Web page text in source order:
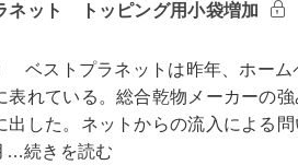
ネット トッピング用小袋増加
ストプラネットは昨年、ホーム
れている。総合乾物メーカーの
した。ネットからの流入による
…続きを読む